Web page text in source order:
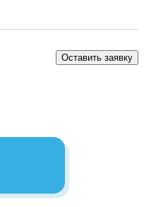
Оставить заявку